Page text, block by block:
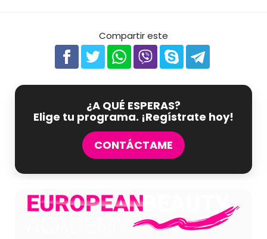
Compartir este
¿A QUÉ ESPERAS?
Elige tu programa. ¡Regístrate hoy!
CONTÁCTAME